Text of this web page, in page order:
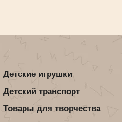
Детские игрушки
Детский транспорт
Товары для творчества